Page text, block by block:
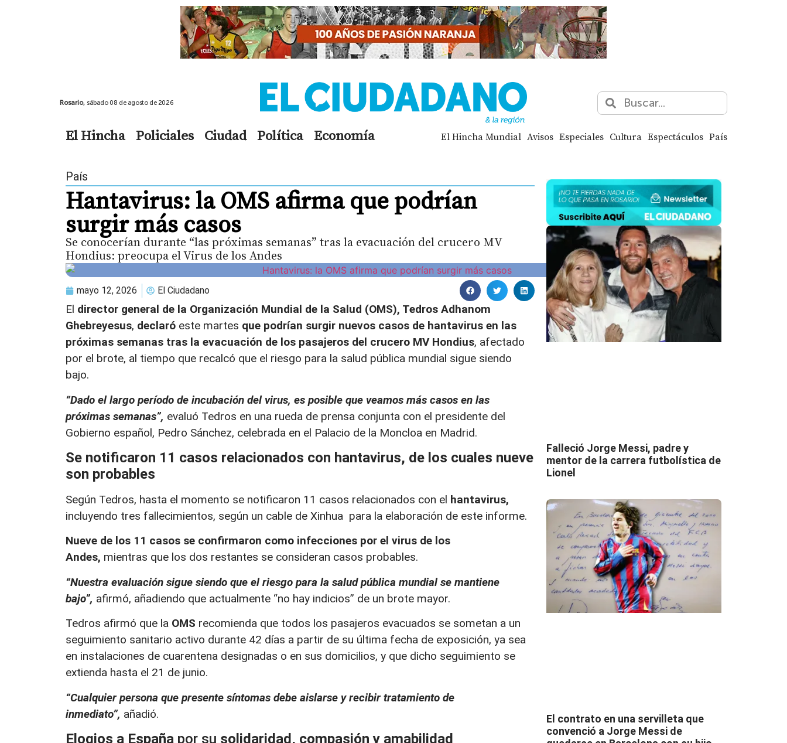
Rosario, sábado 08 de agosto de 2026
El Hincha Policiales Ciudad Política Economía El Hincha Mundial Avisos Especiales Cultura Espectáculos País
País
Hantavirus: la OMS afirma que podrían
surgir más casos
Se conocerían durante “las próximas semanas” tras la evacuación del crucero MV
Hondius: preocupa el Virus de los Andes
mayo 12, 2026 El Ciudadano
El director general de la Organización Mundial de la Salud (OMS), Tedros Adhanom
Ghebreyesus, declaró este martes que podrían surgir nuevos casos de hantavirus en las
próximas semanas tras la evacuación de los pasajeros del crucero MV Hondius, afectado
por el brote, al tiempo que recalcó que el riesgo para la salud pública mundial sigue siendo
bajo.
“Dado el largo período de incubación del virus, es posible que veamos más casos en las
próximas semanas”, evaluó Tedros en una rueda de prensa conjunta con el presidente del
Gobierno español, Pedro Sánchez, celebrada en el Palacio de la Moncloa en Madrid.
Se notificaron 11 casos relacionados con hantavirus, de los cuales nueve
son probables
Según Tedros, hasta el momento se notificaron 11 casos relacionados con el hantavirus,
incluyendo tres fallecimientos, según un cable de Xinhua para la elaboración de este informe.
Nueve de los 11 casos se confirmaron como infecciones por el virus de los
Andes, mientras que los dos restantes se consideran casos probables.
“Nuestra evaluación sigue siendo que el riesgo para la salud pública mundial se mantiene
bajo”, afirmó, añadiendo que actualmente “no hay indicios” de un brote mayor.
Tedros afirmó que la OMS recomienda que todos los pasajeros evacuados se sometan a un
seguimiento sanitario activo durante 42 días a partir de su última fecha de exposición, ya sea
en instalaciones de cuarentena designadas o en sus domicilios, y que dicho seguimiento se
extienda hasta el 21 de junio.
“Cualquier persona que presente síntomas debe aislarse y recibir tratamiento de
inmediato”, añadió.
Elogios a España por su solidaridad, compasión y amabilidad
Falleció Jorge Messi, padre y
mentor de la carrera futbolística de
Lionel
El contrato en una servilleta que
convenció a Jorge Messi de